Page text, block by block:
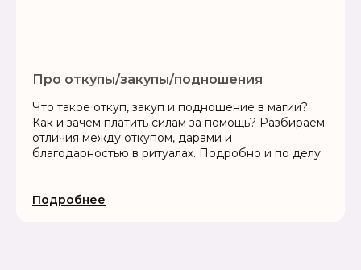
Про откупы/закупы/подношения
Что такое откуп, закуп и подношение в магии?
Как и зачем платить силам за помощь? Разбираем
отличия между откупом, дарами и
благодарностью в ритуалах. Подробно и по делу
Подробнее